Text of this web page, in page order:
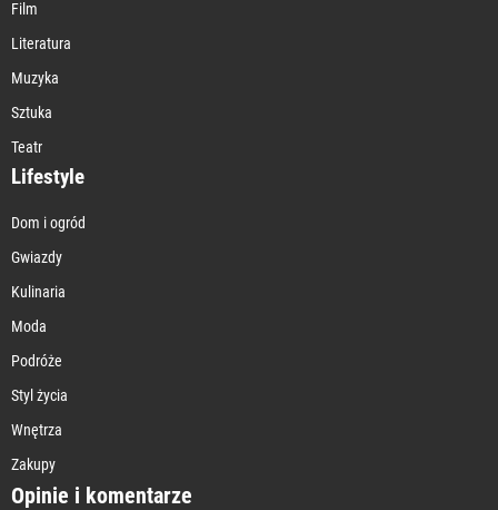
Film
Literatura
Muzyka
Sztuka
Teatr
Lifestyle
Dom i ogród
Gwiazdy
Kulinaria
Moda
Podróże
Styl życia
Wnętrza
Zakupy
Opinie i komentarze